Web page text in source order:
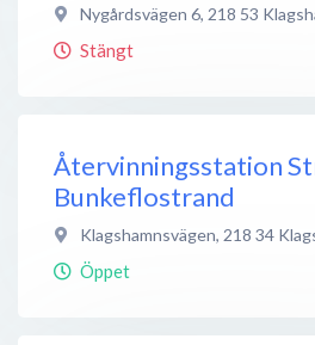
Nygårdsvägen 6, 218 53
Stängt
Återvinningsstation
Bunkeflostrand
Klagshamnsvägen, 218 34
Öppet